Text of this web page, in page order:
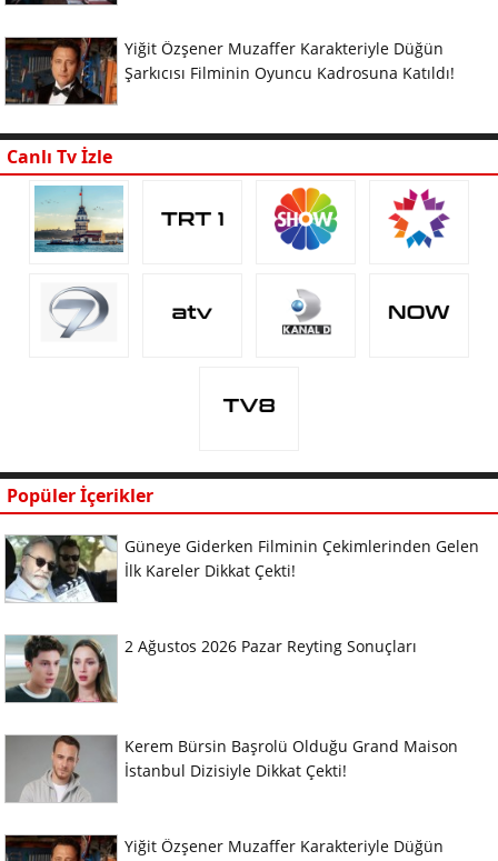
Yiğit Özşener Muzaffer Karakteriyle Düğün
Şarkıcısı Filminin Oyuncu Kadrosuna Katıldı!
Canlı Tv İzle
Popüler İçerikler
Güneye Giderken Filminin Çekimlerinden Gelen
İlk Kareler Dikkat Çekti!
2 Ağustos 2026 Pazar Reyting Sonuçları
Kerem Bürsin Başrolü Olduğu Grand Maison
İstanbul Dizisiyle Dikkat Çekti!
Yiğit Özşener Muzaffer Karakteriyle Düğün